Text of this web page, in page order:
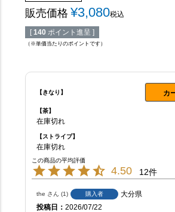
販売価格 ¥3,080税込
[ 140 ポイント進呈 ]
（※単価当たりのポイントです）
【きなり】 カ
【茶】
在庫切れ
【ストライプ】
在庫切れ
4.50 12
the 1 購入者
大分県
投稿日
2026/07/22